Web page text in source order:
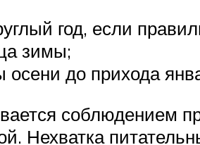
год, если
зимы;
до прихода
соблюдением
Нехватка